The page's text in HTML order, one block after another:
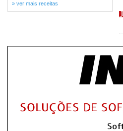
» ver mais receitas